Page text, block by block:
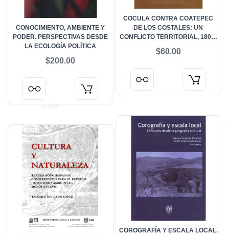
COCULA CONTRA COATEPEC
DE LOS COSTALES: UN
CONFLICTO TERRITORIAL, 1802-
MARTÍNEZ ROMÁN
$60.00
CONOCIMIENTO, AMBIENTE Y
PODER. PERSPECTIVAS DESDE
LA ECOLOGÍA POLÍTICA
$200.00
COROGRAFÍA Y ESCALA LOCAL.